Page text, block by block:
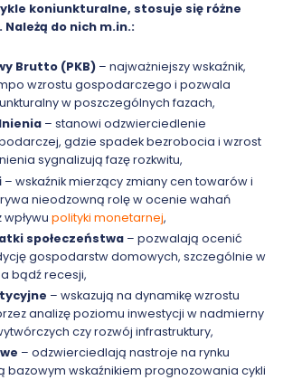
koniunkturalne, stosuje się różne
do nich m.in.:
Brutto (PKB)– najważniejszy wskaźnik,
wzrostu gospodarczego i pozwala
w poszczególnych fazach,
– stanowi odzwierciedlenie
gdzie spadek bezrobocia i wzrost
sygnalizują fazę rozkwitu,
– wskaźnik mierzący zmiany cen towarów i
nieodzowną rolę w ocenie wahań
polityki monetarnej,
społeczeństwa– pozwalają ocenić
gospodarstw domowych, szczególnie w
bądź recesji,
– wskazują na dynamikę wzrostu
analizę poziomu inwestycji w nadmierny
czy rozwój infrastruktury,
– odzwierciedlają nastroje na rynku
bazowym wskaźnikiem prognozowania cykli